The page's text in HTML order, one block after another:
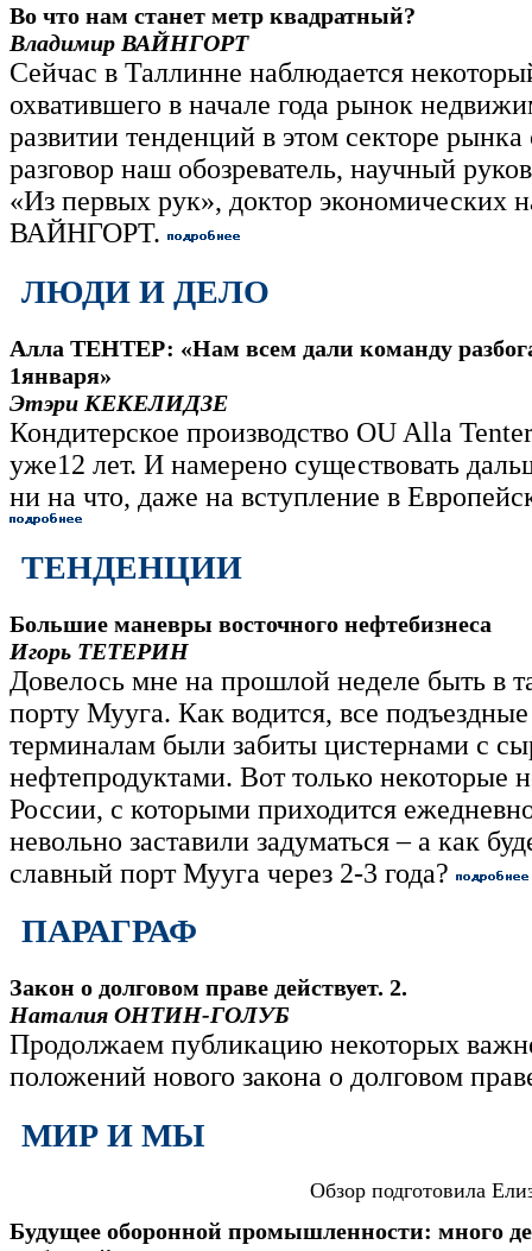
Во что нам станет метр квадратный?
Владимир ВАЙНГОРТ
Сейчас в Таллинне наблюдается
охватившего в начале года рынок
развитии тенденций в этом секторе рынка
разговор наш обозреватель, научный
«Из первых рук», доктор экономических
ВАЙНГОРТ.
ЛЮДИ И ДЕЛО
Алла ТЕНТЕР: «Нам всем дали команду
1января»
Этэри КЕКЕЛИДЗЕ
Кондитерское производство OU Alla
уже12 лет. И намерено существовать
ни на что, даже на вступление в
ТЕНДЕНЦИИ
Большие маневры восточного нефтебизнеса
Игорь ТЕТЕРИН
Довелось мне на прошлой неделе быть в
порту Мууга. Как водится, все
терминалам были забиты цистернами с
нефтепродуктами. Вот только некоторые
России, с которыми приходится
невольно заставили задуматься – а как
славный порт Мууга через 2-3 года?
ПАРАГРАФ
Закон о долговом праве действует. 2.
Наталия ОНТИН-ГОЛУБ
Продолжаем публикацию некоторых
положений нового закона о долговом
МИР И МЫ
Обзор подготовила
Будущее оборонной промышленности: много